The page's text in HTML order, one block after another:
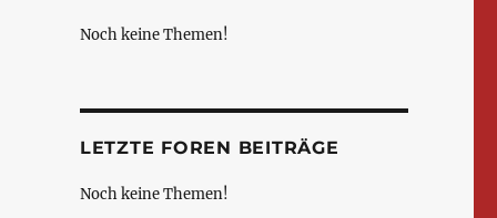
Noch keine Themen!
LETZTE FOREN BEITRÄGE
Noch keine Themen!